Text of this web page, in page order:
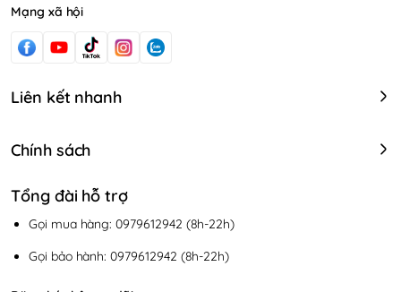
Mạng xã hội
Liên kết nhanh
Chính sách
Tổng đài hỗ trợ
Gọi mua hàng: 0979612942 (8h-22h)
Gọi bảo hành: 0979612942 (8h-22h)